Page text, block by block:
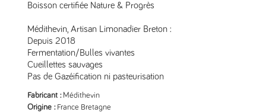
Boisson certifiée Nature & Progrès
Médithevin, Artisan Limonadier Breton :
Depuis 2018
Fermentation/Bulles vivantes
Cueillettes sauvages
Pas de Gazéification ni pasteurisation
Fabricant
Médithevin
Origine
France Bretagne